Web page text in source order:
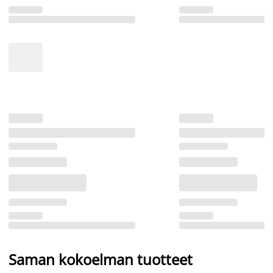
Saman kokoelman tuotteet